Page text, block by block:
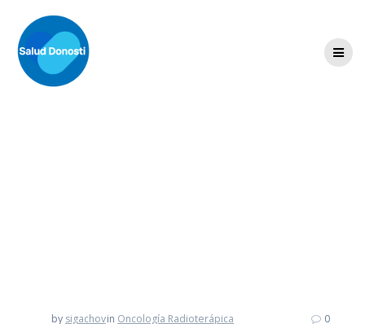
by sigachovin Oncología Radioterápica
0